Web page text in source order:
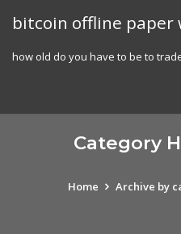
bitcoin offline
how old do you have to be to
Category
Home Archive by